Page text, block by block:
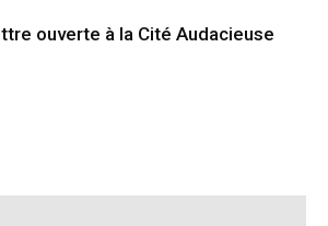
ouverte à la Cité Audacieuse